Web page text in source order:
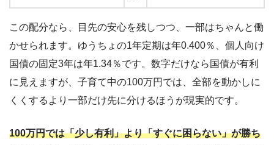
この配分なら、目先の安心を残しつつ、一部はちゃんと働
かせられます。ゆうちょの1年定期は年0.400％、個人向け
国債の固定3年は年1.34％です。数字だけなら国債が有利
に見えますが、子育て中の100万円では、全部を動かしに
くくするより一部だけ先に分けるほうが現実的です。
100万円では「少し有利」より「すぐに困らない」が勝ち